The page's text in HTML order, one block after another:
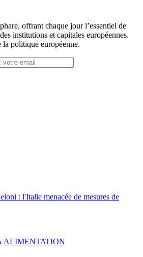
offrant chaque jour l’essentiel de
institutions et capitales européennes.
politique européenne.
: l'Italie menacée de mesures de
ALIMENTATION